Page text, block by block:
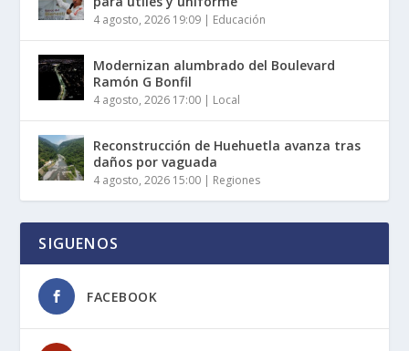
4 agosto, 2026 19:09 | Educación
Modernizan alumbrado del Boulevard
Ramón G Bonfil
4 agosto, 2026 17:00 | Local
Reconstrucción de Huehuetla avanza tras
daños por vaguada
4 agosto, 2026 15:00 | Regiones
SIGUENOS
FACEBOOK